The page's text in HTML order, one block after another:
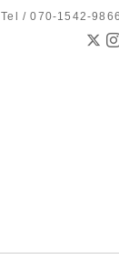
Tel / 070-1542-9866